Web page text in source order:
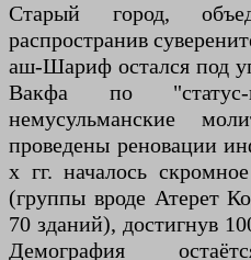
Старый город,
распространив
аш-Шариф остался под
Вакфа по "статус-
немусульманские
проведены реновации
х гг. началось
(группы вроде Атерет
70 зданий), достигнув
Демография